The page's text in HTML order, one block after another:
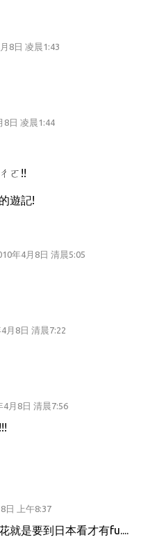
8日 凌晨1:43
8日 凌晨1:44
ㄛ!!
遊記!
年4月8日 清晨5:05
月8日 清晨7:22
4月8日 清晨7:56
日 上午8:37
就是要到日本看才有fu....